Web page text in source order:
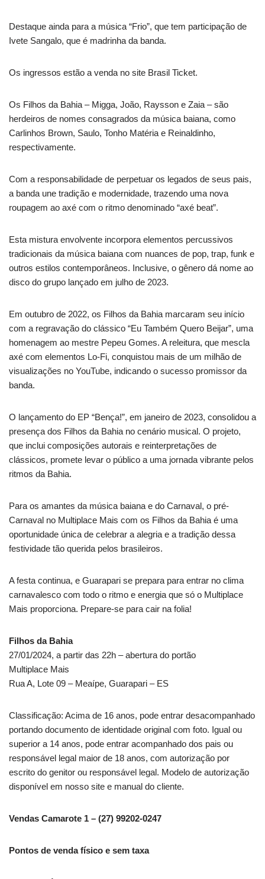
Destaque ainda para a música “Frio”, que tem participação de
Ivete Sangalo, que é madrinha da banda.
Os ingressos estão a venda no site Brasil Ticket.
Os Filhos da Bahia – Migga, João, Raysson e Zaia – são
herdeiros de nomes consagrados da música baiana, como
Carlinhos Brown, Saulo, Tonho Matéria e Reinaldinho,
respectivamente.
Com a responsabilidade de perpetuar os legados de seus pais,
a banda une tradição e modernidade, trazendo uma nova
roupagem ao axé com o ritmo denominado “axé beat”.
Esta mistura envolvente incorpora elementos percussivos
tradicionais da música baiana com nuances de pop, trap, funk e
outros estilos contemporâneos. Inclusive, o gênero dá nome ao
disco do grupo lançado em julho de 2023.
Em outubro de 2022, os Filhos da Bahia marcaram seu início
com a regravação do clássico “Eu Também Quero Beijar”, uma
homenagem ao mestre Pepeu Gomes. A releitura, que mescla
axé com elementos Lo-Fi, conquistou mais de um milhão de
visualizações no YouTube, indicando o sucesso promissor da
banda.
O lançamento do EP “Bença!”, em janeiro de 2023, consolidou a
presença dos Filhos da Bahia no cenário musical. O projeto,
que inclui composições autorais e reinterpretações de
clássicos, promete levar o público a uma jornada vibrante pelos
ritmos da Bahia.
Para os amantes da música baiana e do Carnaval, o pré-
Carnaval no Multiplace Mais com os Filhos da Bahia é uma
oportunidade única de celebrar a alegria e a tradição dessa
festividade tão querida pelos brasileiros.
A festa continua, e Guarapari se prepara para entrar no clima
carnavalesco com todo o ritmo e energia que só o Multiplace
Mais proporciona. Prepare-se para cair na folia!
Filhos da Bahia
27/01/2024, a partir das 22h – abertura do portão
Multiplace Mais
Rua A, Lote 09 – Meaípe, Guarapari – ES
Classificação: Acima de 16 anos, pode entrar desacompanhado
portando documento de identidade original com foto. Igual ou
superior a 14 anos, pode entrar acompanhado dos pais ou
responsável legal maior de 18 anos, com autorização por
escrito do genitor ou responsável legal. Modelo de autorização
disponível em nosso site e manual do cliente.
Vendas Camarote 1 – (27) 99202-0247
Pontos de venda físico e sem taxa